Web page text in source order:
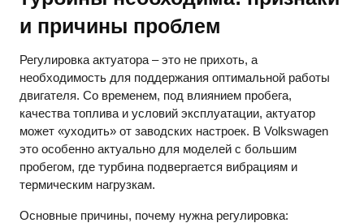
и причины проблем
Регулировка актуатора – это не прихоть, а
необходимость для поддержания оптимальной работы
двигателя. Со временем, под влиянием пробега,
качества топлива и условий эксплуатации, актуатор
может «уходить» от заводских настроек. В Volkswagen
это особенно актуально для моделей с большим
пробегом, где турбина подвергается вибрациям и
термическим нагрузкам.
Основные причины, почему нужна регулировка: